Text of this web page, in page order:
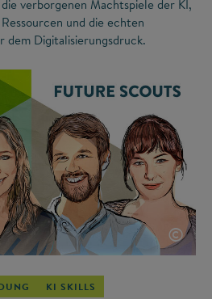
verborgenen Machtspiele der KI,
und die echten
dem Digitalisierungsdruck.
©
KI SKILLS